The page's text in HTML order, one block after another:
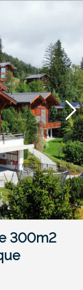
300m2